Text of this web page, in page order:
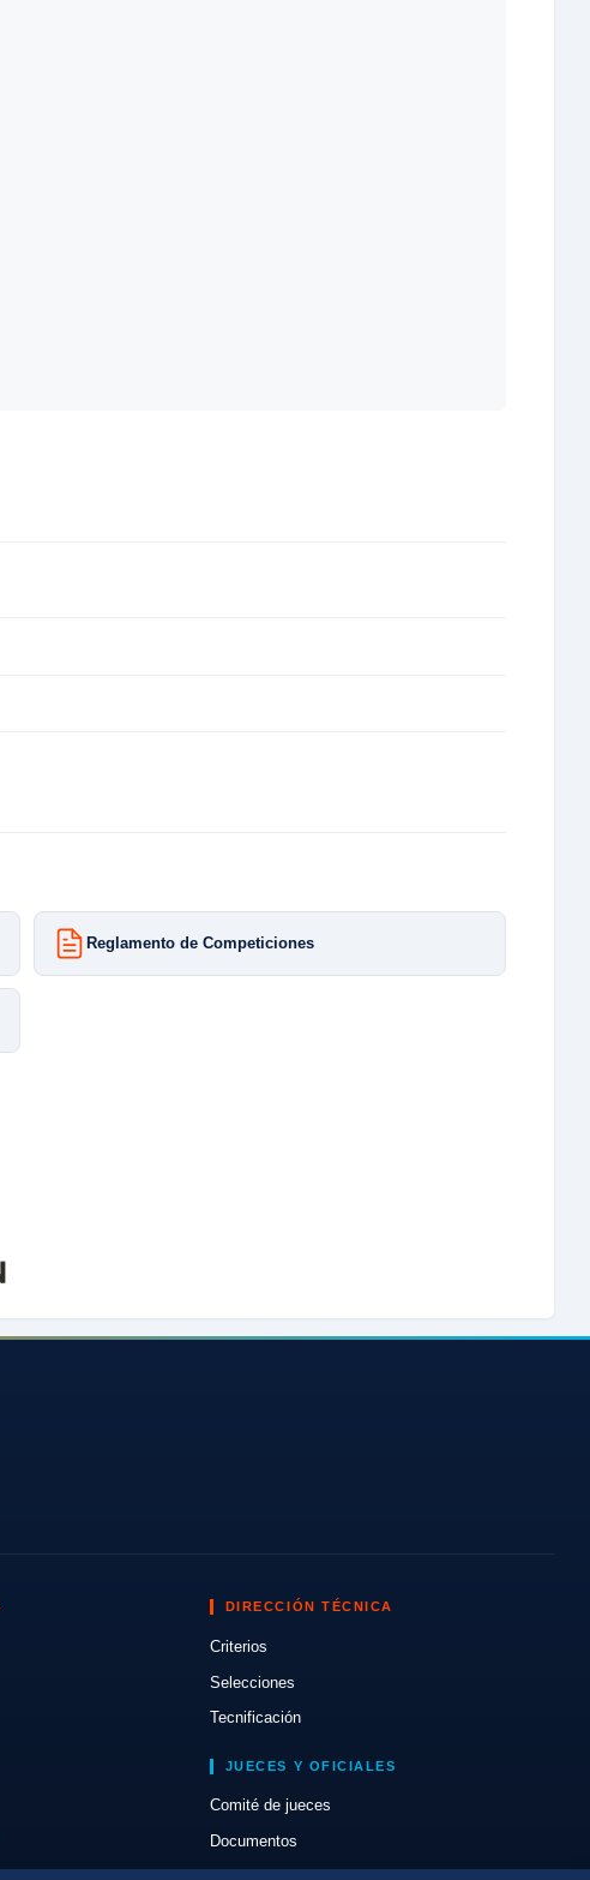
Reglamento de Competiciones
DIRECCIÓN TÉCNICA
Criterios
Selecciones
Tecnificación
JUECES Y OFICIALES
Comité de jueces
Documentos